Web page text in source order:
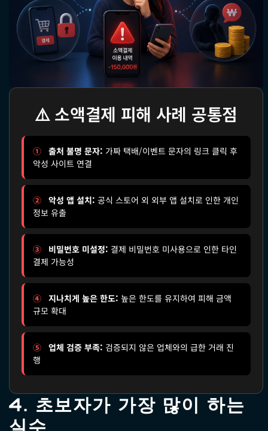
⚠️ 소액결제 피해 사례 공통점
① 출처 불명 문자: 가짜 택배/이벤트 문자의 링크 클릭 후
악성 사이트 연결
② 악성 앱 설치: 공식 스토어 외 외부 앱 설치로 인한 개인
정보 유출
③ 비밀번호 미설정: 결제 비밀번호 미사용으로 인한 타인
결제 가능성
④ 지나치게 높은 한도: 높은 한도를 유지하여 피해 금액
규모 확대
⑤ 업체 검증 부족: 검증되지 않은 업체와의 급한 거래 진
행
4. 초보자가 가장 많이 하는
실수